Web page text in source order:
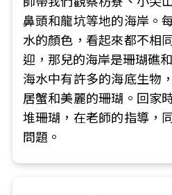
鼻頭和龍坑等地的海岸。
水的顏色，看起來都不相
迎，那兒的海岸是珊瑚礁
海水中有許多的海底生物
居蟹和美麗的珊瑚。回家
堆珊瑚，在老師的指導，
問題。